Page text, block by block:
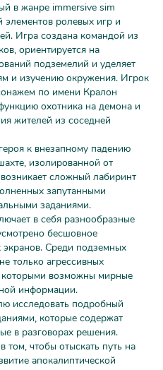
в жанре immersive sim
ролевых игр и
Игра создана командой из
ориентируется на
подземелий и уделяет
и изучению окружения. Игрок
по имени Кралон
охотника на демона и
жителей из соседней
к внезапному падению
изолированной от
сложный лабиринт
запутанными
заданиями.
в себя разнообразные
бесшовное
Среди подземных
только агрессивных
которыми возможны мирные
информации.
исследовать подробный
которые содержат
в разговорах решения.
том, чтобы отыскать путь на
апокалиптической